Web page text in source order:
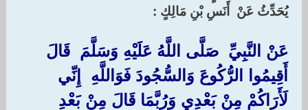
‏يُحَدِّثُ عَنْ ‏ ‏أَنَسِ بْنِ مَالِكٍ :‏
عَنْ النَّبِيِّ ‏ ‏صَلَّى اللَّهُ عَلَيْهِ وَسَلَّمَ ‏ ‏قَالَ
أَقِيمُوا الرُّكُوعَ وَالسُّجُودَ فَوَاللَّهِ ‏ ‏إِنِّي
لَأَرَاكُمْ مِنْ بَعْدِي وَرُبَّمَا قَالَ مِنْ بَعْدِ